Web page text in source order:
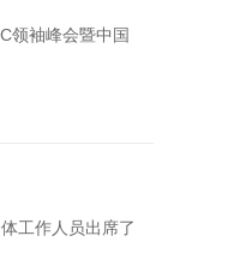
领袖峰会暨中国
工作人员出席了